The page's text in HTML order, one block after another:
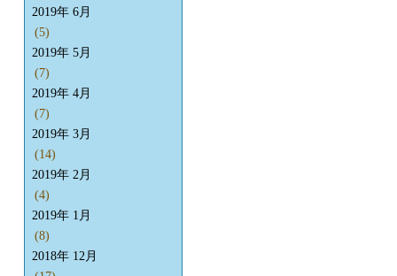
2019年 6月
(5)
2019年 5月
(7)
2019年 4月
(7)
2019年 3月
(14)
2019年 2月
(4)
2019年 1月
(8)
2018年 12月